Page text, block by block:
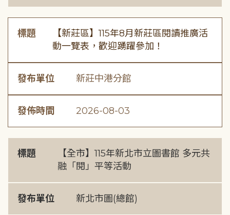
標題
【新莊區】115年8月新莊區閱讀推廣活
動一覽表，歡迎踴躍參加！
發布單位 新莊中港分館
發佈時間 2026-08-03
標題
【全市】115年新北市立圖書館 多元共
融「閱」平等活動
發布單位 新北市圖(總館)